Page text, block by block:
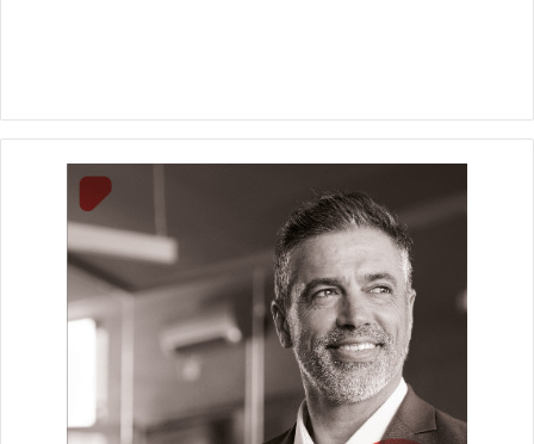
،والأستاذ علاء فاروق رئيس مجلس إدارة البنك الزراعي المصري
،بافتتاح الفرع الرئيسي للبنك في وسط مدينة الإسكندرية بحضور
عدد من كبار المستثمرين ورجال الأعمال و السادة أعضاء مجلسي
النواب والشيوخ وعدد من القيادات التنفيذية والشعبية بالمحافظة
بجانب قيادات ورؤساء القطاعات والمناطق بالبنك .
ويعتبر الفرع الرئيسي الذي يقع في شارع فؤاد بوسط المدينة أحد
فروع البنك المميزة حيث يمتاز بطراز معماري فريد يمزج بين عراقة
البنك الزراعي المصري وبين جهود التطوير التي يشهدها البنك حالياً
ليصبح أحد أكبر الكيانات المصرفية الداعمة لفكر الجمهورية الجديدة
التي أطلقها فخامة الرئيس عبد الفتاح السيسي ،فضلا عن حرص